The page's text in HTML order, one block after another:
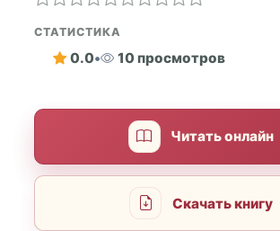
СТАТИСТИКА
0.0• 10 просмотров
Читать онлайн
Скачать книгу